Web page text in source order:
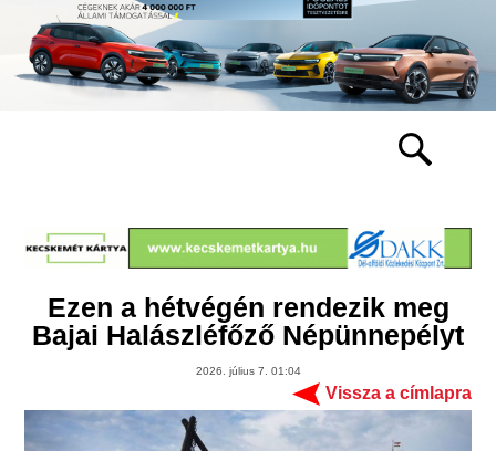
Ezen a hétvégén rendezik meg
Bajai Halászléfőző Népünnepélyt
2026. július 7. 01:04
Vissza a címlapra